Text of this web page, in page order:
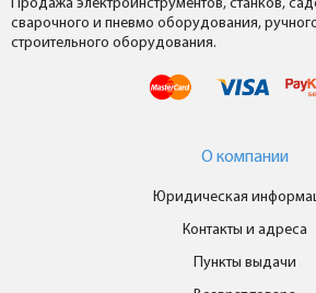
Продажа электроинструментов, станков,
сварочного и пневмо оборудования,
строительного оборудования.
О компании
Юридическая
Контакты и адреса
Пункты выдачи